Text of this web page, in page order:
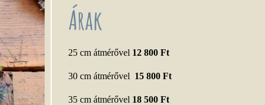
Árak
25 cm átmérővel 12 800 Ft
30 cm átmérővel 15 800 Ft
35 cm átmérővel 18 500 Ft